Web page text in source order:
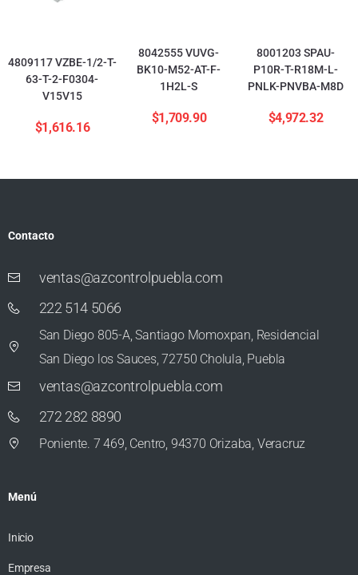
4809117 VZBE-1/2-T-
63-T-2-F0304-
V15V15
$1,616.16
8042555 VUVG-
BK10-M52-AT-F-
1H2L-S
$1,709.90
8001203 SPAU-
P10R-T-R18M-L-
PNLK-PNVBA-M8D
$4,972.32
Contacto
ventas@azcontrolpuebla.com
222 514 5066
San Diego 805-A, Santiago Momoxpan, Residencial
San Diego los Sauces, 72750 Cholula, Puebla
ventas@azcontrolpuebla.com
272 282 8890
Poniente. 7 469, Centro, 94370 Orizaba, Veracruz
Menú
Inicio
Empresa